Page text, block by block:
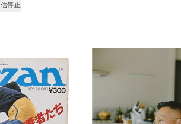
停止